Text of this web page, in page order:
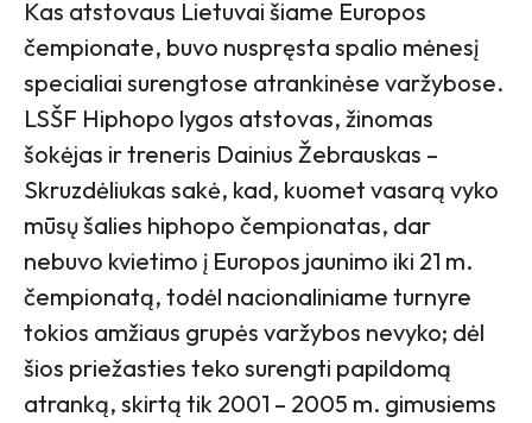
Kas atstovaus Lietuvai šiame Europos
čempionate, buvo nuspręsta spalio mėnesį
specialiai surengtose atrankinėse varžybose.
LSŠF Hiphopo lygos atstovas, žinomas
šokėjas ir treneris Dainius Žebrauskas –
Skruzdėliukas sakė, kad, kuomet vasarą vyko
mūsų šalies hiphopo čempionatas, dar
nebuvo kvietimo į Europos jaunimo iki 21 m.
čempionatą, todėl nacionaliniame turnyre
tokios amžiaus grupės varžybos nevyko; dėl
šios priežasties teko surengti papildomą
atranką, skirtą tik 2001 – 2005 m. gimusiems